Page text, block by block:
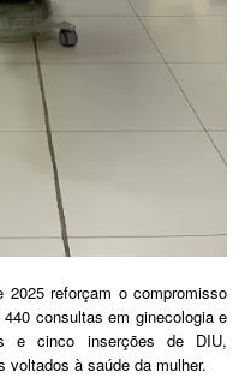
reforçam o compromisso
consultas em ginecologia e
e cinco inserções de DIU,
voltados à saúde da mulher.